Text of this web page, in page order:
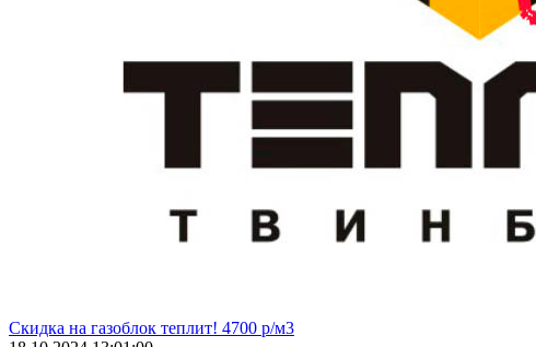
Скидка на газоблок теплит! 4700 р/м3